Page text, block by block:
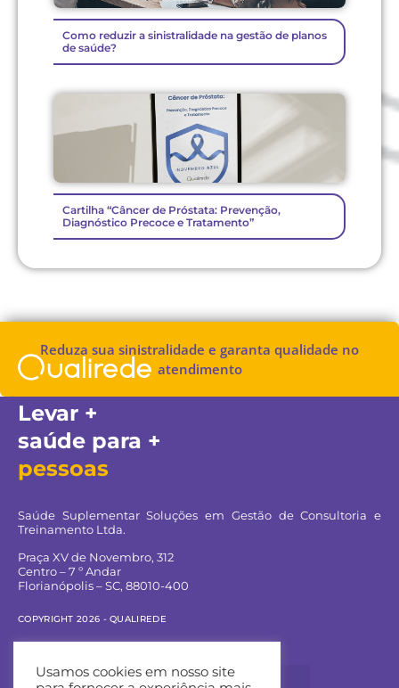
Como reduzir a sinistralidade na gestão de planos
de saúde?
Cartilha “Câncer de Próstata: Prevenção,
Diagnóstico Precoce e Tratamento”
Reduza sua sinistralidade e garanta qualidade no
atendimento
Levar +
saúde para +
pessoas
Saúde Suplementar Soluções em Gestão de Consultoria e
Treinamento Ltda.
Praça XV de Novembro, 312
Centro – 7 º Andar
Florianópolis – SC, 88010-400
COPYRIGHT 2026 - QUALIREDE
Usamos cookies em nosso site